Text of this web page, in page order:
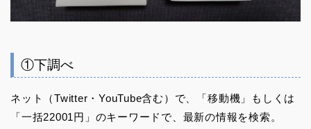
①下調べ
ネット（Twitter・YouTube含む）で、「移動機」もしくは
「一括22001円」のキーワードで、最新の情報を検索。